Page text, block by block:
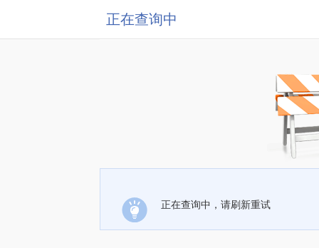
正在查询中
正在查询中，请刷新重试